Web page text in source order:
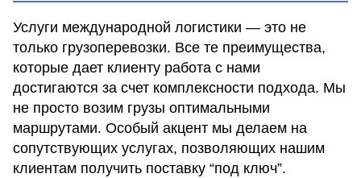
Услуги международной логистики — это не
только грузоперевозки. Все те преимущества,
которые дает клиенту работа с нами
достигаются за счет комплексности подхода. Мы
не просто возим грузы оптимальными
маршрутами. Особый акцент мы делаем на
сопутствующих услугах, позволяющих нашим
клиентам получить поставку “под ключ”.